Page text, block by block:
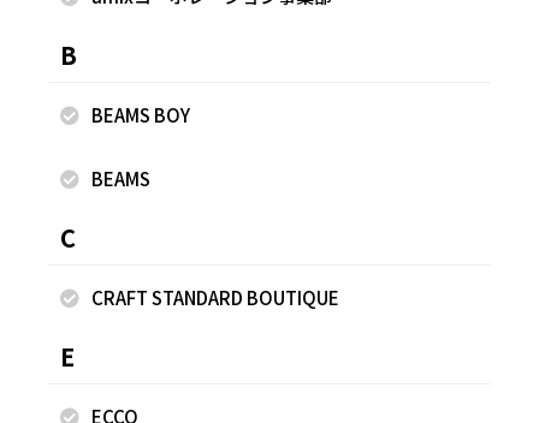
だけでオシャレ感漂う、大人カジュアルが完成する一枚で
生地の厚みふつう ●サラっと涼しい ●透け感やや ●お洗
エステル100％ ＊パンツ＊ ＼纏うだけで絵になる、大人の
なイージーパンツ♪ レーヨンならではの落ち感とやわらか
ます。ウエストは総ゴム＋リボン仕様でストレスフリーな穿
トップスを合わせるだけで存在感のあるスタイリングが完成
B
BEAMS BOY
BEAMS
C
CRAFT STANDARD BOUTIQUE
E
ECCO